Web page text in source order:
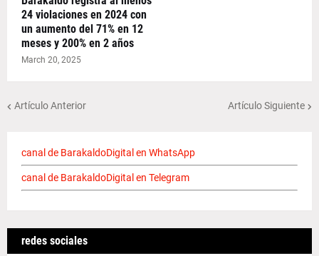
24 violaciones en 2024 con
un aumento del 71% en 12
meses y 200% en 2 años
March 20, 2025
Artículo Anterior Artículo Siguiente
canal de BarakaldoDigital en WhatsApp
canal de BarakaldoDigital en Telegram
redes sociales